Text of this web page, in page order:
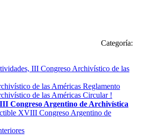
Categoría:
III Congreso Archivístico de las
de las Américas Reglamento
de las Américas Circular !
Congreso Argentino de Archivística
XVIII Congreso Argentino de